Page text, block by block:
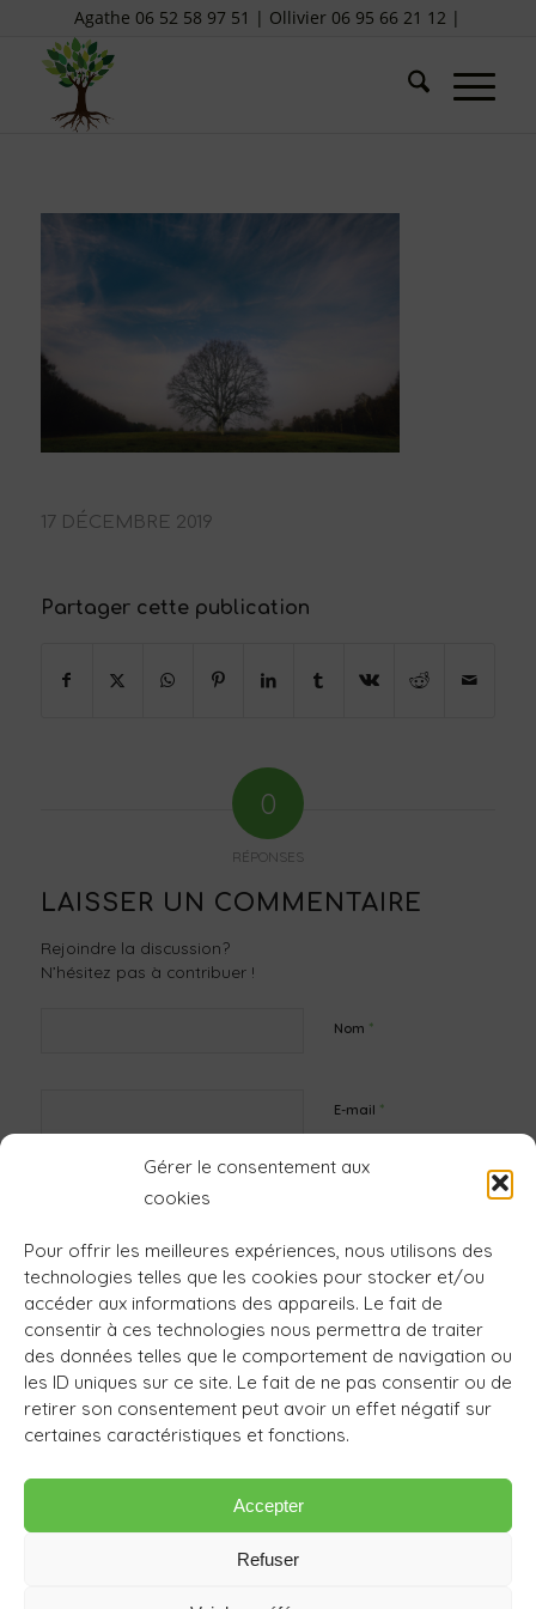
Gérer le consentement aux
cookies
Pour offrir les meilleures expériences, nous utilisons des
technologies telles que les cookies pour stocker et/ou
accéder aux informations des appareils. Le fait de
consentir à ces technologies nous permettra de traiter
des données telles que le comportement de navigation ou
les ID uniques sur ce site. Le fait de ne pas consentir ou de
retirer son consentement peut avoir un effet négatif sur
certaines caractéristiques et fonctions.
Accepter
Refuser
Agathe 06 52 58 97 51 | Ollivier 06 95 66 21 12 |
17 DÉCEMBRE 2019
Partager cette publication
0
RÉPONSES
LAISSER UN COMMENTAIRE
Rejoindre la discussion?
N’hésitez pas à contribuer !
Nom *
E-mail *